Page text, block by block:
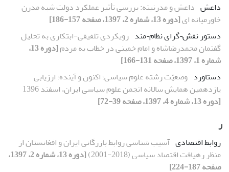
داعش داعش و مدرنیته: بررسی تأثیر عملکرد دولت شبه مدرن
خاورمیانه ای[دوره 13، شماره 2، 1397، صفحه 157-186]
دستور نقش¬گرای نظام¬مند رویکردی تلفیقی-ابتکاری به تحلیل
گفتمان‌ محمدرضاشاه و امام خمینی در خطاب به مردم
[دوره 13،
شماره 1، 1397، صفحه 131-166]
دستاورد وضعیّت رشته علوم سیاسی؛ اکنون و آینده؛ ارزیابی
یازدهمین همایش سالانه انجمن علوم سیاسی ایران، اسفند 1396
[دوره 13، شماره 4، 1397، صفحه 39-72]
ر
روابط اقتصادی آسیب شناسی روابط بازرگانی ایران و افغانستان از
منظر رهیافت اقتصاد سیاسی (2018-2001)
[دوره 13، شماره 2، 1397،
صفحه 187-224]